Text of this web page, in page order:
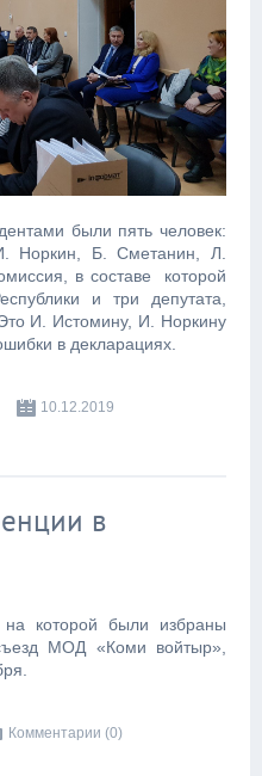
были пять человек:
Норкин, Б. Сметанин, Л.
в составе которой
и три депутата,
И. Истомину, И. Норкину
в декларациях.
10.12.2019
в
которой были избраны
МОД «Коми войтыр»,
Комментарии (0)